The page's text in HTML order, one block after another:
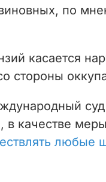
по
касается
стороны
в качестве
любые